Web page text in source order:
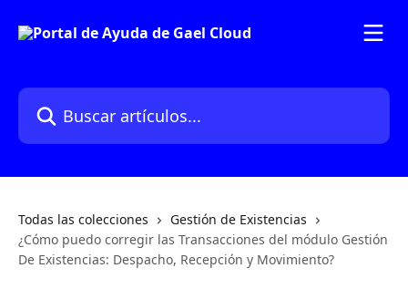
Buscar artículos...
Todas las colecciones
Gestión de Existencias
¿Cómo puedo corregir las Transacciones del módulo Gestión
De Existencias: Despacho, Recepción y Movimiento?